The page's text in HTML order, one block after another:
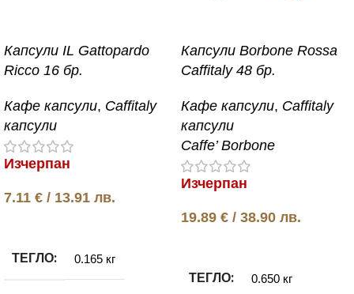
Капсули IL Gattopardo
Ricco 16 бр.
Кафе капсули, Caffitaly
капсули
Изчерпан
7.11 € / 13.91 лв.
ТЕГЛО 0.165 кг
Капсули Borbone Rossa
Caffitaly 48 бр.
Кафе капсули, Caffitaly
капсули
Caffe’ Borbone
Изчерпан
19.89 € / 38.90 лв.
ТЕГЛО 0.650 кг